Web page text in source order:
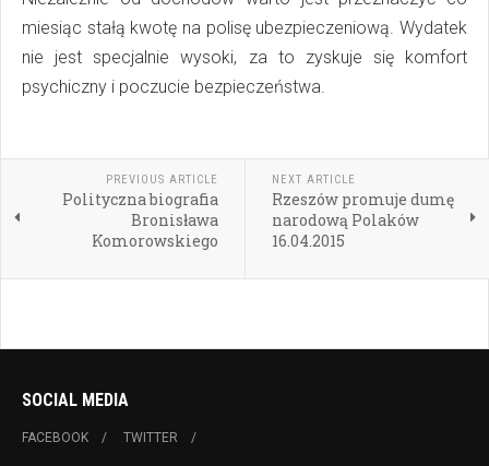
miesiąc stałą kwotę na polisę ubezpieczeniową. Wydatek
nie jest specjalnie wysoki, za to zyskuje się komfort
psychiczny i poczucie bezpieczeństwa.
PREVIOUS ARTICLE
Polityczna biografia
Bronisława
Komorowskiego
NEXT ARTICLE
Rzeszów promuje dumę
narodową Polaków
16.04.2015
SOCIAL MEDIA
FACEBOOK TWITTER